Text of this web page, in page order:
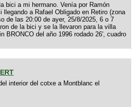
la bici a mi hermano. Venía por Ramón
llegando a Rafael Obligado en Retiro (zona
de las 20:00 de ayer, 25/8/2025, 6 o 7
de la bici y se la llevaron para la villa
BRONCO del año 1996 rodado 26', cuadro
interior del cotxe a Montblanc el